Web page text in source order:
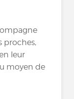
proches,
leur
moyen de